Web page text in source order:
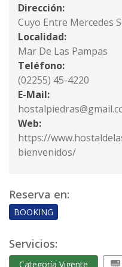
Dirección:
Cuyo Entre Mercedes
Localidad:
Mar De Las Pampas
Teléfono:
(02255) 45-4220
E-Mail:
Web:
https://
bienvenidos/
Reserva en:
BOOKING
Servicios:
Categoría Vigente